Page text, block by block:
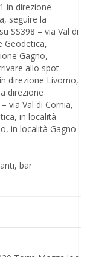
in direzione
seguire la
SS398 – via Val di
Geodetica,
Gagno,
allo spot.
direzione Livorno,
direzione
via Val di Cornia,
in località
in località Gagno
bar